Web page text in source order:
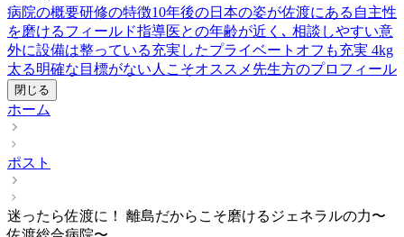
病院の概要研修の特徴10年後の日本の姿が佐渡にある 自主性
を磨けるフィールド指導医との年齢が近く､ 相談しやすい意
外に設備は整っている充実したプライベート オフも充実 4kg
太る明確な目標がない人こそオススメ 先生方のプロフィール
閉じる
ホーム
ポスト
迷ったら佐渡に！ 離島だからこそ磨けるジェネラルの力〜